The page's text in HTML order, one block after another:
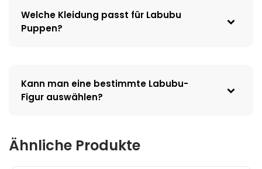
Welche Kleidung passt für Labubu
Puppen?
Kann man eine bestimmte Labubu-
Figur auswählen?
Ähnliche Produkte